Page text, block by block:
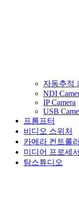
자동추적
NDI
IP Camera
USB
프롬프터
비디오 스위처
카메라 컨트롤러
미디어 프로세서
탐스튜디오